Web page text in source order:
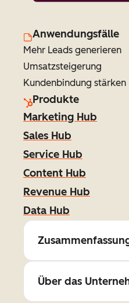
Anwendungsfälle
Mehr Leads generieren
Umsatzsteigerung
Kundenbindung stärken
Produkte
Marketing Hub
Sales Hub
Service Hub
Content Hub
Revenue Hub
Data Hub
Über das